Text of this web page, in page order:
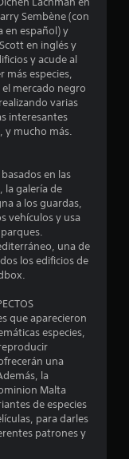
.
6
e
s
t
r
e
l
l
s
c
i
Sembène (con
en español) y
en inglés y
y acude al
más especies,
mercado negro
varias
interesantes
y mucho más.
en las
la galería de
a los guardas,
vehículos y usa
una de
los edificios de
que aparecieron
especies,
una
la
Malta
de especies
para darles
patrones y